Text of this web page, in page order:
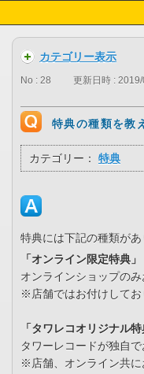
カテゴリー表示
No : 28 更新日時 :
特典の種類を教
カテゴリー： 特典
特典には下記の種類があ
「オンライン限定特典」
オンラインショップのみ
※店舗ではお付けしてお
「タワレコオリジナル特
タワーレコードが独自
※店舗、オンライン共に